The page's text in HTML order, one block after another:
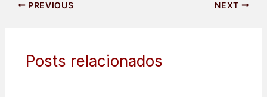
PREVIOUS NEXT
Posts relacionados